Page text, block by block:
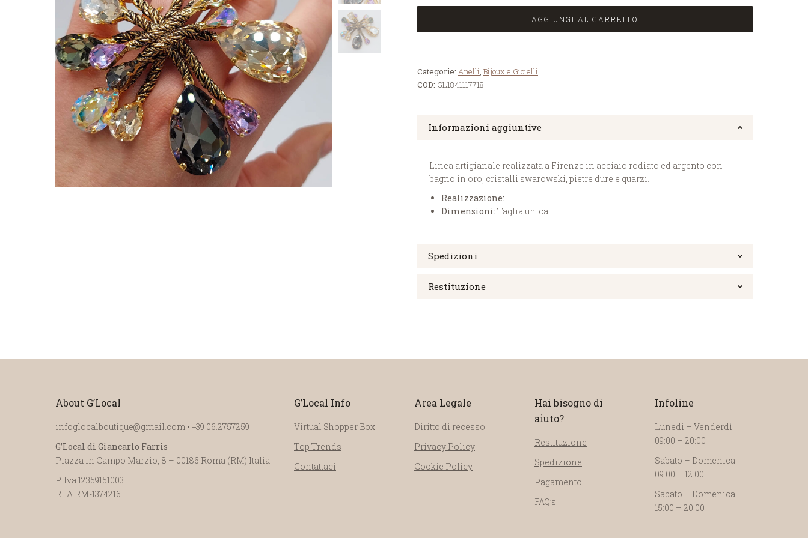
AGGIUNGI AL CARRELLO
Categorie: Anelli, Bijoux e Gioielli
COD: GL1841117718
Informazioni aggiuntive
Linea artigianale realizzata a Firenze in acciaio rodiato ed argento con
bagno in oro, cristalli swarowski, pietre dure e quarzi.
Realizzazione:
Dimensioni: Taglia unica
Spedizioni
Restituzione
About G’Local
infoglocalboutique@gmail.com • +39 06.2757259
G’Local di Giancarlo Farris
Piazza in Campo Marzio, 8 – 00186 Roma (RM) Italia
P. Iva 12359151003
REA RM-1374216
G’Local Info
Virtual Shopper Box
Top Trends
Contattaci
Area Legale
Diritto di recesso
Privacy Policy
Cookie Policy
Hai bisogno di
aiuto?
Restituzione
Spedizione
Pagamento
FAQ’s
Infoline
Lunedi – Venderdì
09:00 – 20:00
Sabato – Domenica
09:00 – 12:00
Sabato – Domenica
15:00 – 20:00